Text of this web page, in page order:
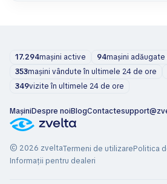
17.294mașini active 94mașini adăugate
353mașini vândute în ultimele 24 de ore
349vizite în ultimele 24 de ore
MașiniDespre noiBlogContacte
© 2026 zveltaTermeni de utilizarePolitica
Informații pentru dealeri